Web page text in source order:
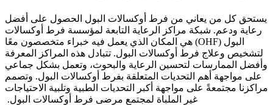
يستحق كل من يعاني من فرط أوكسالات البول الحصول على أفضل
رعاية ودعم. شبكة مراكز الرعاية التابعة لمؤسسة فرط أوكسالات
البول (OHF) هي المكان الذي يعمل فيه خبراء متخصصون معًا
لتشخيص وعلاج فرط أوكسالات البول. تتبادل هذه المراكز المعرفة
وأفضل الممارسات لتحسين الرعاية والبحوث، وتعمل بشكل جماعي
على مواجهة أهم التحديات المتعلقة بفرط أوكسالات البول. وتصمم
مراكزنا مجتمعةً على مواجهة أكبر التحديات الطبية وتلبية الاحتياجات
غير الملباة لمجتمع مرضى فرط أوكسالات البول.